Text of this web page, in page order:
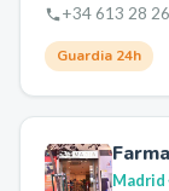
+34 613 28
Guardia 24h
Madrid